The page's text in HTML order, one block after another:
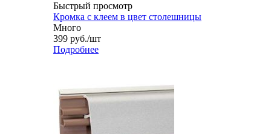
Быстрый просмотр
Кромка с клеем в цвет столешницы
Много
399 руб./шт
Подробнее